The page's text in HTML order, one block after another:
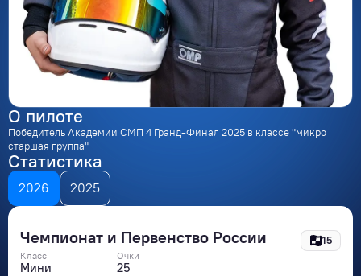
О пилоте
Победитель Академии СМП 4 Гранд-Финал 2025 в классе "микро
старшая группа"
Статистика
2026 2025
15
Класс
Мини
Чемпионат и Первенство России
Очки
25